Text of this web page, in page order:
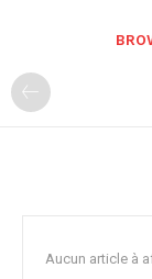
Aucun article à